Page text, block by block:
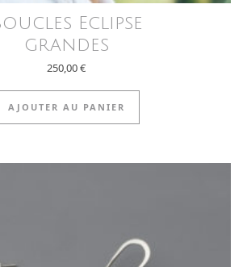
Eclipse
grandes
250,00€
AJOUTER AU PANIER